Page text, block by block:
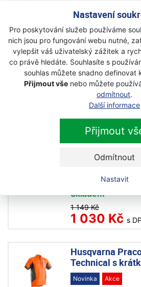
Nastavení
Pro poskytování služeb používáme
nich jsou pro fungování webu nutné,
vylepšit váš uživatelský zážitek a
co právě hledáte. Souhlasíte s
souhlas můžete snadno definovat
Přijmout vše nebo můžete
odmítnout.
Další informace
Přijmout
Odmítnout
Nastavit
989 Kč s DPH
Husqvarna
podšívkou S
Novinka Akce
Na objednávku
1 590 Kč
1 430 Kč s
Husqvarna Triko
krátkým rukávem
Skladem
1 149 Kč
1 030 Kč s
Husqvarna
Technical s
Novinka Akce